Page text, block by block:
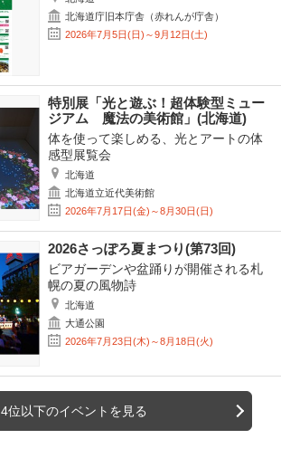
北海道庁旧本庁舎（赤れんが庁舎）
2026年7月5日(日)～9月12日(土)
特別展「光と遊ぶ！超体験型ミュー
ジアム 魔法の美術館」(北海道)
体を使って楽しめる、光とアートの体
感型展覧会
北海道
北海道立近代美術館
2026年7月17日(金)～8月30日(日)
2026さっぽろ夏まつり(第73回)
ビアガーデンや盆踊りが開催される札
幌の夏の風物詩
北海道
大通公園
2026年7月23日(木)～8月18日(火)
4位以下のイベントを見る